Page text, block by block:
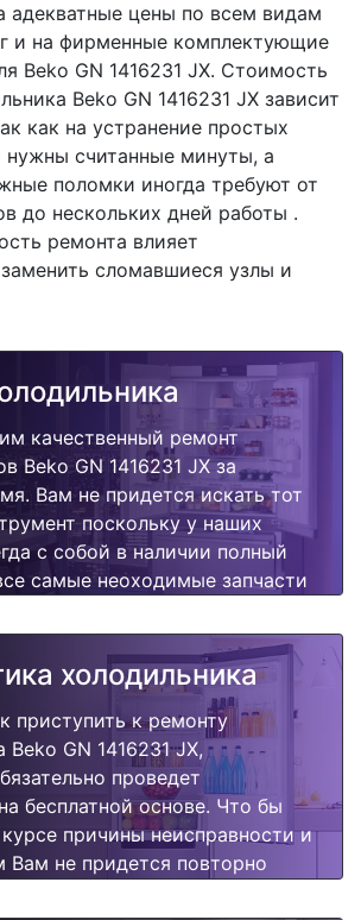
адекватные цены по всем видам
и на фирменные комплектующие
Beko GN 1416231 JX. Стоимость
Beko GN 1416231 JX зависит
как на устранение простых
нужны считанные минуты, а
поломки иногда требуют от
до нескольких дней работы .
ремонта влияет
сломавшиеся узлы и
качественный ремонт
Beko GN 1416231 JX за
Вам не придется искать тот
поскольку у наших
с собой в наличии полный
самые неоходимые запчасти
и недорого.
холодильника
приступить к ремонту
Beko GN 1416231 JX,
проведет
бесплатной основе. Что бы
причины неисправности и
Вам не придется повторно